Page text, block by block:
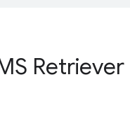
Retriever